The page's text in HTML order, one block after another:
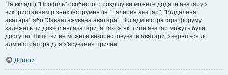
На вкладці "Профіль" особистого розділу ви можете додати аватару з
використанням різних інструментів: "Галерея аватар", "Віддалена
аватара" або "Завантажувана аватара". Від адміністратора форуму
залежить чи дозволені аватари, а також які типи аватар можуть бути
доступні. Якщо ви не можете використовувати аватари, зверніться до
адміністратора для з'ясування причин.
Догори